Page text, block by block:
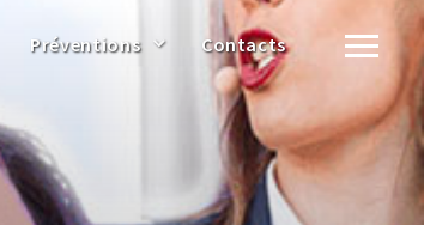
Préventions Contacts